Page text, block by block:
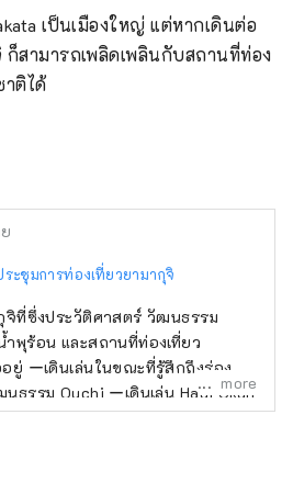
เป็นเมืองใหญ่ แต่หากเดินต่อ
สามารถเพลิดเพลินกับสถานที่ท่อง
าติได้
ะชุมการท่องเที่ยวยามากุจิ
จิที่ซึ่งประวัติศาสตร์ วัฒนธรรม
ำพุร้อน และสถานที่ท่องเที่ยว
ยู่ ーเดินเล่นในขณะที่รู้สึกถึงร่อง
ธรรม Ouchi ーเดินเล่น Hagi Okan
วัติศาสตร์กันเถอะ ーไปดู SL
more